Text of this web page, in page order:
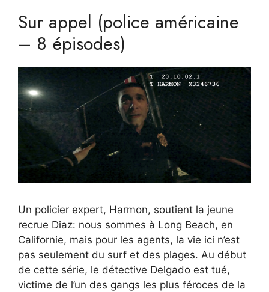
Sur appel (police américaine
– 8 épisodes)
Un policier expert, Harmon, soutient la jeune
recrue Diaz: nous sommes à Long Beach, en
Californie, mais pour les agents, la vie ici n’est
pas seulement du surf et des plages. Au début
de cette série, le détective Delgado est tué,
victime de l’un des gangs les plus féroces de la